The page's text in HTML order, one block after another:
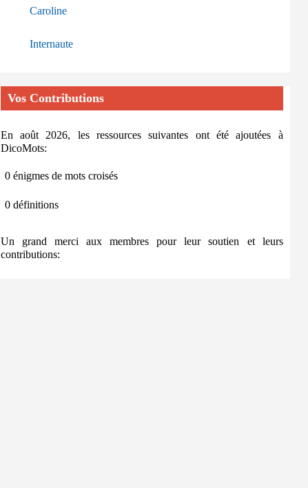
Caroline
Internaute
Vos Contributions
En août 2026, les ressources suivantes ont été ajoutées à
DicoMots:
0 énigmes de mots croisés
0 définitions
Un grand merci aux membres pour leur soutien et leurs
contributions: